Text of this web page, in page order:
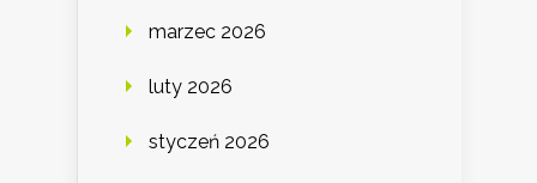
marzec 2026
luty 2026
styczeń 2026